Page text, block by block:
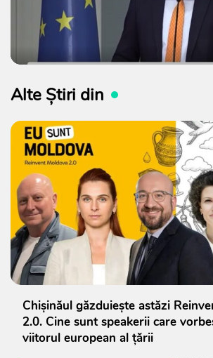
Alte Știri din
Chișinăul găzduiește astăzi
2.0. Cine sunt speakerii care
viitorul european al țării